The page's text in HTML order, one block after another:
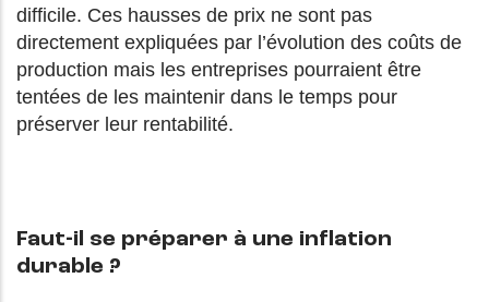
difficile. Ces hausses de prix ne sont pas
directement expliquées par l’évolution des coûts de
production mais les entreprises pourraient être
tentées de les maintenir dans le temps pour
préserver leur rentabilité.
Faut-il se préparer à une inflation
durable ?